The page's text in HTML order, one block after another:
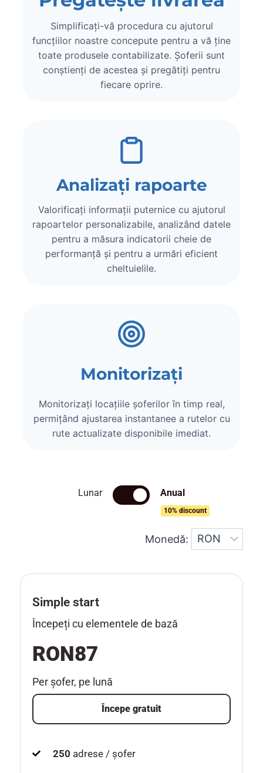
Simplificați-vă procedura cu ajutorul
funcțiilor noastre concepute pentru a vă ține
toate produsele contabilizate. Șoferii sunt
conștienți de acestea și pregătiți pentru
fiecare oprire.
Analizați rapoarte
Valorificați informații puternice cu ajutorul
rapoartelor personalizabile, analizând datele
pentru a măsura indicatorii cheie de
performanță și pentru a urmări eficient
cheltuielile.
Monitorizați
Monitorizați locațiile șoferilor în timp real,
permițând ajustarea instantanee a rutelor cu
rute actualizate disponibile imediat.
Lunar Anual
10% discount
Monedă:
Simple start
Începeți cu elementele de bază
RON87
Per șofer, pe lună
Începe gratuit
250 adrese / șofer